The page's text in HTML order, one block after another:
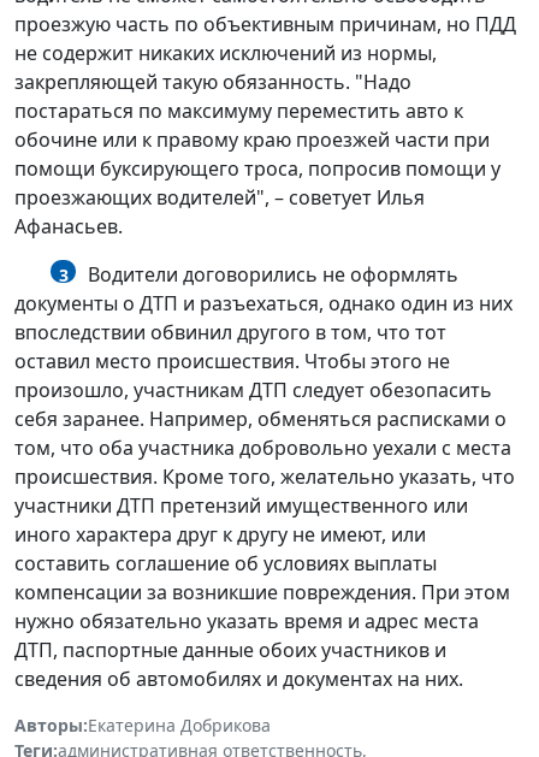
проезжую часть по объективным причинам, но ПДД
не содержит никаких исключений из нормы,
закрепляющей такую обязанность. "Надо
постараться по максимуму переместить авто к
обочине или к правому краю проезжей части при
помощи буксирующего троса, попросив помощи у
проезжающих водителей", – советует Илья
Афанасьев.
3
Водители договорились не оформлять
документы о ДТП и разъехаться, однако один из них
впоследствии обвинил другого в том, что тот
оставил место происшествия. Чтобы этого не
произошло, участникам ДТП следует обезопасить
себя заранее. Например, обменяться расписками о
том, что оба участника добровольно уехали с места
происшествия. Кроме того, желательно указать, что
участники ДТП претензий имущественного или
иного характера друг к другу не имеют, или
составить соглашение об условиях выплаты
компенсации за возникшие повреждения. При этом
нужно обязательно указать время и адрес места
ДТП, паспортные данные обоих участников и
сведения об автомобилях и документах на них.
Авторы:Екатерина Добрикова
Теги:административная ответственность,